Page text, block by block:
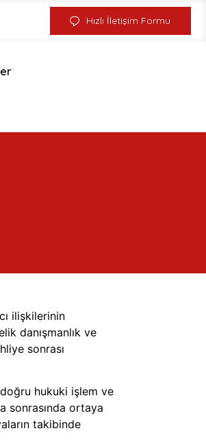
Hızlı İletişim Formu
ilişkilerinin
danışmanlık ve
sonrası
doğru hukuki işlem ve
sonrasında ortaya
takibinde